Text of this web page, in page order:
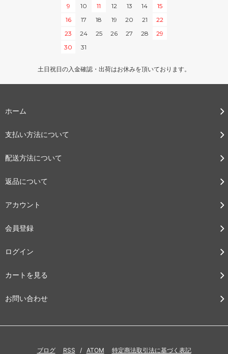
9
10 11 12 13 14
15
16
17 18 19 20 21
22
23
24 25 26 27 28
29
30
31
土日祝日の入金確認・出荷はお休みを頂いております。
ホーム
支払い方法について
配送方法について
返品について
アカウント
会員登録
ログイン
カートを見る
お問い合わせ
ブログ RSS / ATOM 特定商法取引法に基づく表記